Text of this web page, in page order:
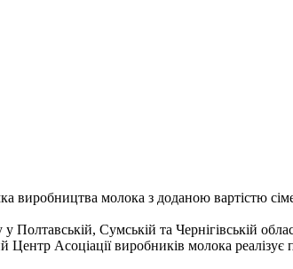
виробництва молока з доданою вартістю
Сумській та Чернігівській
Асоціації виробників молока